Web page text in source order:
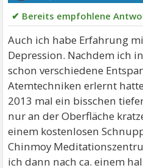
✔ Bereits empfohlene
Auch ich habe Erfahrung
Depression. Nachdem ich
schon verschiedene
Atemtechniken erlernt
2013 mal ein bisschen
nur an der Oberfläche
einem kostenlosen
Chinmoy
ich dann nach ca. einem